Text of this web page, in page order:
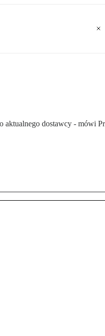
dostawcy - mówi